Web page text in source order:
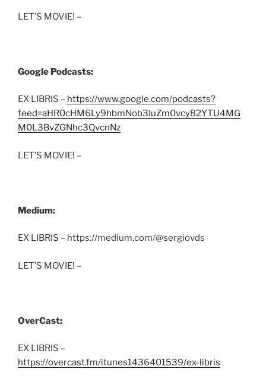
LET’S MOVIE! –
Google Podcasts:
EX LIBRIS – https://www.google.com/podcasts?
feed=aHR0cHM6Ly9hbmNob3IuZm0vcy82YTU4MG
M0L3BvZGNhc3QvcnNz
LET’S MOVIE! –
Medium:
EX LIBRIS – https://medium.com/@sergiovds
LET’S MOVIE! –
OverCast:
EX LIBRIS –
https://overcast.fm/itunes1436401539/ex-libris